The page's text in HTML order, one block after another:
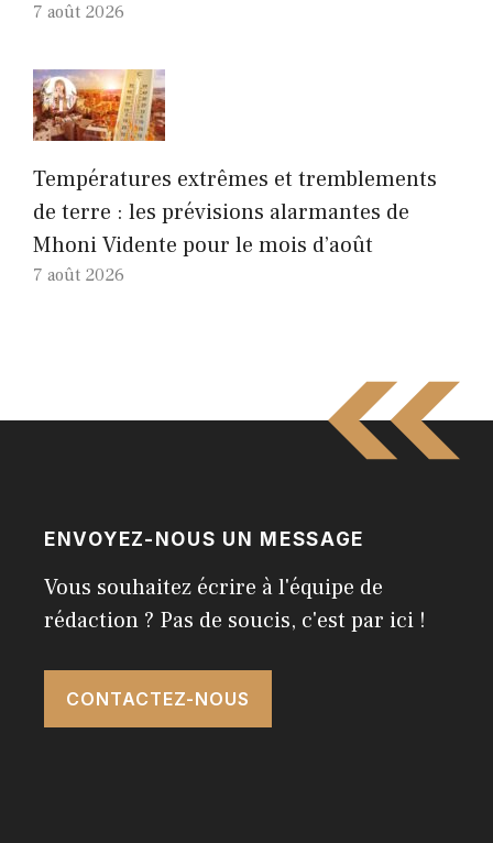
7 août 2026
Températures extrêmes et tremblements
de terre : les prévisions alarmantes de
Mhoni Vidente pour le mois d’août
7 août 2026
ENVOYEZ-NOUS UN MESSAGE
Vous souhaitez écrire à l'équipe de
rédaction ? Pas de soucis, c'est par ici !
CONTACTEZ-NOUS